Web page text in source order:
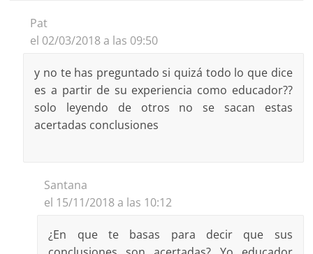
Pat
el 02/03/2018 a las 09:50
y no te has preguntado si quizá todo lo que dice
es a partir de su experiencia como educador??
solo leyendo de otros no se sacan estas
acertadas conclusiones
Santana
el 15/11/2018 a las 10:12
¿En que te basas para decir que sus